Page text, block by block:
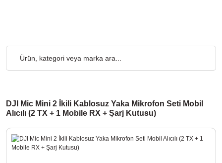
DJI Mic Mini 2 İkili Kablosuz Yaka Mikrofon Seti Mobil
Alıcılı (2 TX + 1 Mobile RX + Şarj Kutusu)